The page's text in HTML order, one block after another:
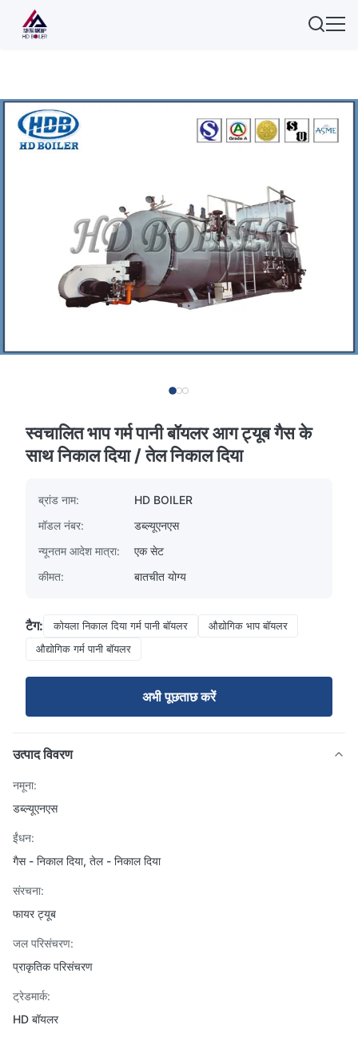
स्वचालित भाप गर्म पानी बॉयलर आग ट्यूब गैस के
साथ निकाल दिया / तेल निकाल दिया
ब्रांड नाम:
HD BOILER
मॉडल नंबर:
डब्ल्यूएनएस
न्यूनतम आदेश मात्रा:
एक सेट
कीमत:
बातचीत योग्य
टैग: कोयला निकाल दिया गर्म पानी बॉयलर
औद्योगिक भाप बॉयलर
औद्योगिक गर्म पानी बॉयलर
अभी पूछताछ करें
उत्पाद विवरण
नमूना:
डब्ल्यूएनएस
ईंधन:
गैस - निकाल दिया, तेल - निकाल दिया
संरचना:
फायर ट्यूब
जल परिसंचरण:
प्राकृतिक परिसंचरण
ट्रेडमार्क:
HD बॉयलर